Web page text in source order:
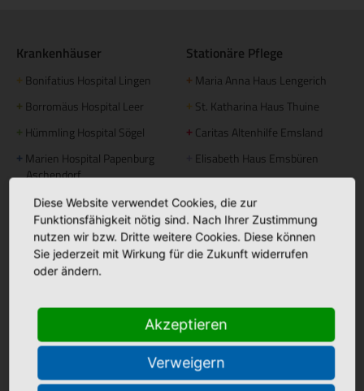
Krankenhäuser
+ Bonifatius Hospital Lingen
+ Borromäus Hospital Leer
+ Hümmling Hospital Sögel
+ Marien Hospital Papenburg
Aschendorf
Facebook
Bonifatius Hospital Lingen
Borromäus Hospital Leer
Marien Hospital Papenburg
Stationäre Pflege
+ Maria Anna Haus Lengerich
+ St. Katharina Haus Thuine
+ Caritas Altenhilfe Emsland
Elisabeth Haus Emsbüren
Johannesstift Dörpen
+Johannesstift Papenburg
+ Matthias Haus Lohne
+Mutter Teresa Haus Lingen
+Maria Anna Haus Lengerich
Diese Website verwendet Cookies, die zur
Funktionsfähigkeit nötig sind. Nach Ihrer Zustimmung
nutzen wir bzw. Dritte weitere Cookies. Diese können
Sie jederzeit mit Wirkung für die Zukunft widerrufen
oder ändern.
Akzeptieren
Verweigern